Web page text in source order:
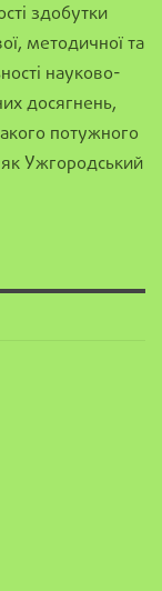
здобутки
методичної та
науково-
досягнень,
потужного
Ужгородський